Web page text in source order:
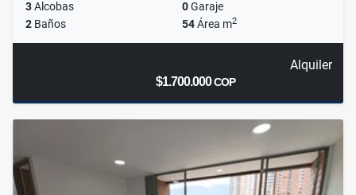
3Alcobas 0Garaje
2 Baños 54Área m2
Alquiler
$1.700.000COP